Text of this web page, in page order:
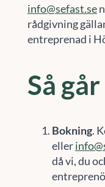
info@sefast.se
rådgivning
entreprenad i
Så
Bokning.
eller
då vi, du